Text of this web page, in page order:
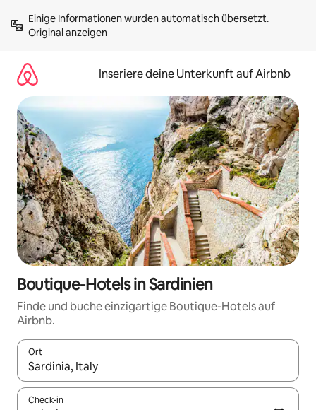
Inhalten
springenOriginal anzeigen
Inseriere deine Unterkunft auf Airbnb
Boutique-Hotels in Sardinien
Finde und buche einzigartige Boutique-Hotels auf
Airbnb.
Ort
Wenn Ergebnisse verfügbar sind, navigiere mit den
Check-in